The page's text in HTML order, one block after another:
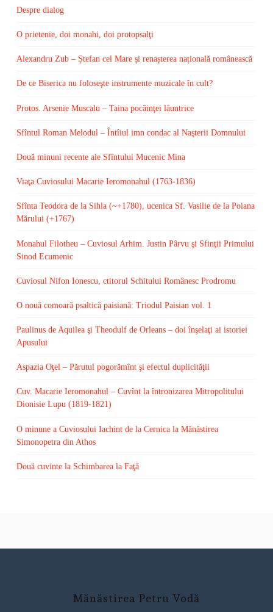
Despre dialog
O prietenie, doi monahi, doi protopsalţi
Alexandru Zub – Ștefan cel Mare și renașterea națională românească
De ce Biserica nu foloseşte instrumente muzicale în cult?
Protos. Arsenie Muscalu – Taina pocăinţei lăuntrice
Sfîntul Roman Melodul – Întîiul imn condac al Naşterii Domnului
Două minuni recente ale Sfîntului Mucenic Mina
Viaţa Cuviosului Macarie Ieromonahul (1763-1836)
Sfînta Teodora de la Sihla (~+1780), ucenica Sf. Vasilie de la Poiana
Mărului (+1767)
Monahul Filotheu – Cuviosul Arhim. Justin Pârvu şi Sfinţii Primului
Sinod Ecumenic
Cuviosul Nifon Ionescu, ctitorul Schitului Românesc Prodromu
O nouă comoară psaltică paisiană: Triodul Paisian vol. 1
Paulinus de Aquilea şi Theodulf de Orleans – doi înşelaţi ai istoriei
Apusului
Aspazia Oţel – Părutul pogorămînt şi efectul duplicităţii
Cuv. Macarie Ieromonahul – Cuvînt la întronizarea Mitropolitului
Dionisie Lupu (1819-1821)
O minune a Cuviosului Iachint de la Cernica la Mănăstirea
Simonopetra din Athos
Două cuvinte la Schimbarea la Faţă
Mănăstirea Petru Vodă